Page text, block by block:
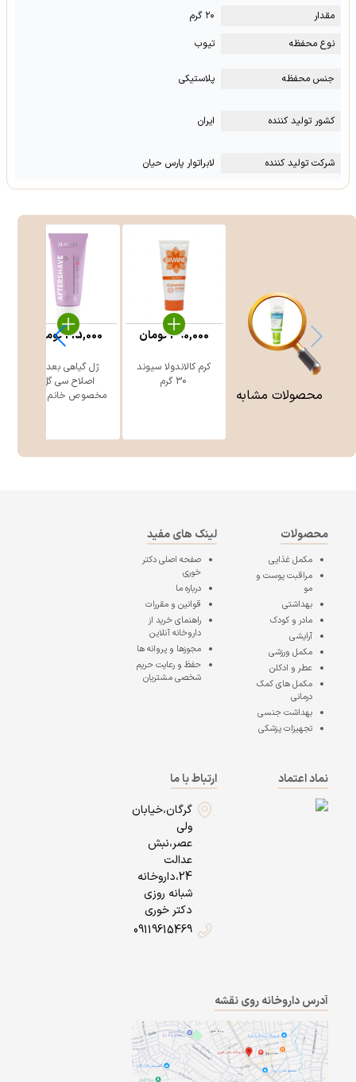
مقدار
۲۰ گرم
نوع محفظه
تیوب
جنس محفظه پلاستیکی
کشور تولید کننده ایران
شرکت تولید کننده لابراتوار پارس حیان
محصولات مشابه
کرم کالاندولا سیوند
30 گرم
390,000تومان
ژل گیاهی بعد از
اصلاح سی گل
مخصوص خانم ه ...
215,000تومان
محصولات
مکمل غذایی
مراقبت پوست و
مو
بهداشتی
مادر و کودک
آرایشی
مکمل ورزشی
عطر و ادکلن
مکمل های کمک
درمانی
بهداشت جنسی
تجهیزات پزشکی
لینک های مفید
صفحه اصلیدکتر
خوری
درباره ما
قوانین و مقررات
راهنمای خرید از
داروخانه آنلاین
مجوزها و پروانه ها
حفظ و رعایت حریم
شخصی مشتریان
نماد اعتماد
ارتباط با ما
گرگان،خیابان
ولی
عصر،نبش
عدالت
24،داروخانه
شبانه روزی
دکتر خوری
09119615469
آدرس داروخانه روی نقشه